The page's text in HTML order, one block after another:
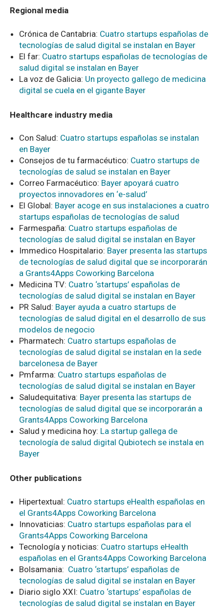
Regional media
Crónica de Cantabria: Cuatro startups españolas de
tecnologías de salud digital se instalan en Bayer
El far: Cuatro startups españolas de tecnologías de
salud digital se instalan en Bayer
La voz de Galicia: Un proyecto gallego de medicina
digital se cuela en el gigante Bayer
Healthcare industry media
Con Salud: Cuatro startups españolas se instalan
en Bayer
Consejos de tu farmacéutico: Cuatro startups de
tecnologías de salud se instalan en Bayer
Correo Farmacéutico: Bayer apoyará cuatro
proyectos innovadores en ‘e-salud’
El Global: Bayer acoge en sus instalaciones a cuatro
startups españolas de tecnologías de salud
Farmespaña: Cuatro startups españolas de
tecnologías de salud digital se instalan en Bayer
Immedico Hospitalario: Bayer presenta las startups
de tecnologías de salud digital que se incorporarán
a Grants4Apps Coworking Barcelona
Medicina TV: Cuatro ‘startups’ españolas de
tecnologías de salud digital se instalan en Bayer
PR Salud: Bayer ayuda a cuatro startups de
tecnologías de salud digital en el desarrollo de sus
modelos de negocio
Pharmatech: Cuatro startups españolas de
tecnologías de salud digital se instalan en la sede
barcelonesa de Bayer
Pmfarma: Cuatro startups españolas de
tecnologías de salud digital se instalan en Bayer
Saludequitativa: Bayer presenta las startups de
tecnologías de salud digital que se incorporarán a
Grants4Apps Coworking Barcelona
Salud y medicina hoy: La startup gallega de
tecnología de salud digital Qubiotech se instala en
Bayer
Other publications
Hipertextual: Cuatro startups eHealth españolas en
el Grants4Apps Coworking Barcelona
Innovaticias: Cuatro startups españolas para el
Grants4Apps Coworking Barcelona
Tecnología y noticias: Cuatro startups eHealth
españolas en el Grants4Apps Coworking Barcelona
Bolsamania: Cuatro ‘startups’ españolas de
tecnologías de salud digital se instalan en Bayer
Diario siglo XXI: Cuatro ‘startups’ españolas de
tecnologías de salud digital se instalan en Bayer